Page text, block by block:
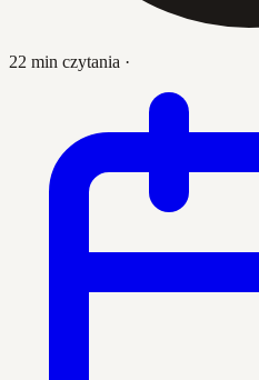
22 min czytania ·